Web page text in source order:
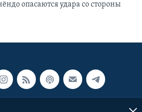
опасаются удара со стороны